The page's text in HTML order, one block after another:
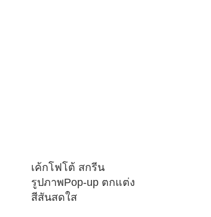
เค้กโฟโต้ สกรีน
รูปภาพPop-up ตกแต่ง
สีสันสดใส